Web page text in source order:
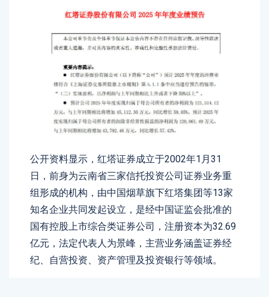
公开资料显示，红塔证券成立于2002年1月31
日，前身为云南省三家信托投资公司证券业务重
组形成的机构，由中国烟草旗下红塔集团等13家
知名企业共同发起设立，是经中国证监会批准的
国有控股上市综合类证券公司，注册资本为32.69
亿元，法定代表人为景峰，主营业务涵盖证券经
纪、自营投资、资产管理及投资银行等领域。